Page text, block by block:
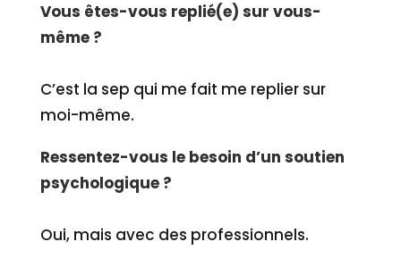
Vous êtes-vous replié(e) sur vous-
même ?
C’est la sep qui me fait me replier sur
moi-même.
Ressentez-vous le besoin d’un soutien
psychologique ?
Oui, mais avec des professionnels.